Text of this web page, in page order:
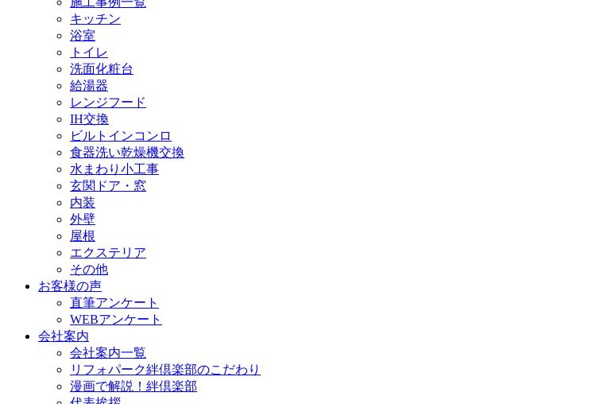
キッチン
浴室
トイレ
洗面化粧台
給湯器
レンジフード
IH交換
ビルトインコンロ
食器洗い乾燥機交換
水まわり小工事
玄関ドア・窓
内装
外壁
屋根
エクステリア
その他
お客様の声
直筆アンケート
WEBアンケート
会社案内
会社案内一覧
リフォパーク絆倶楽部のこだわり
漫画で解説！絆倶楽部